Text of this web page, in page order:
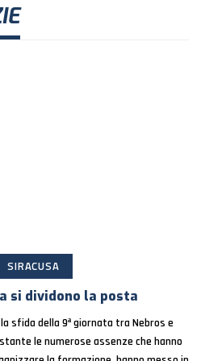
SIRACUSA
si dividono la posta
sfida della 9ª giornata tra Nebros e
le numerose assenze che hanno